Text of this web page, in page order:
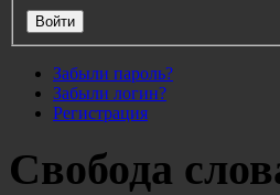
Забыли пароль?
Забыли логин?
Регистрация
Свобода